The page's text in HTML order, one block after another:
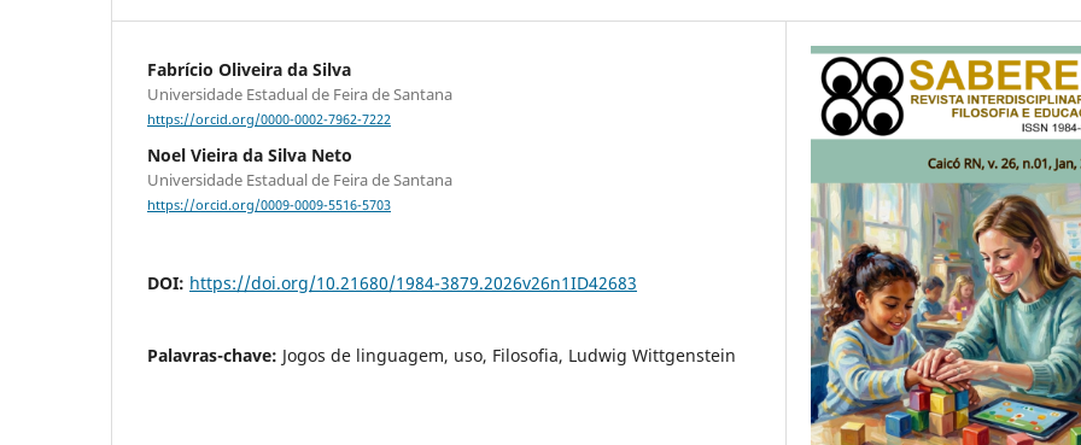
Fabrício Oliveira da Silva
Universidade Estadual de Feira de Santana
https://orcid.org/0000-0002-7962-7222
Noel Vieira da Silva Neto
Universidade Estadual de Feira de Santana
https://orcid.org/0009-0009-5516-5703
DOI: https://doi.org/10.21680/1984-3879.2026v26n1ID42683
Palavras-chave: Jogos de linguagem, uso, Filosofia, Ludwig Wittgenstein